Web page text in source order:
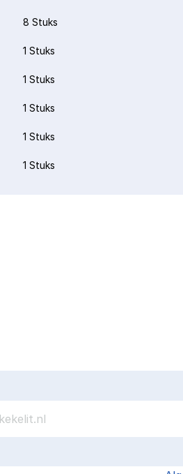
8 Stuks
1 Stuks
1 Stuks
1 Stuks
1 Stuks
1 Stuks